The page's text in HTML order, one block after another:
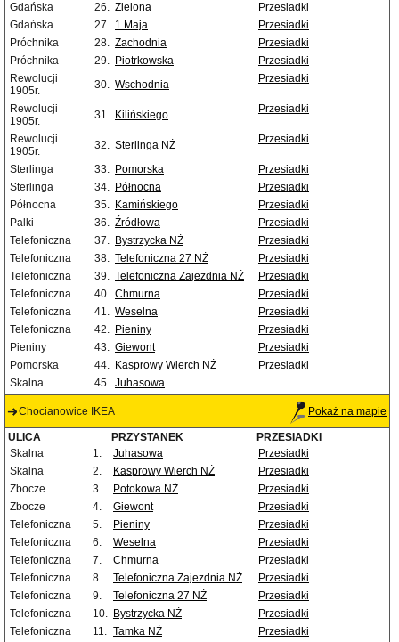
Gdańska
26. Zielona
Przesiadki
Gdańska
27. 1 Maja
Przesiadki
Próchnika
28. Zachodnia
Przesiadki
Próchnika
29. Piotrkowska
Przesiadki
Rewolucji
1905r.
30. Wschodnia Przesiadki
Rewolucji
1905r.
31. Kilińskiego Przesiadki
Rewolucji
1905r.
32. Sterlinga NŻ Przesiadki
Sterlinga 33. Pomorska
Przesiadki
Sterlinga
34. Północna
Przesiadki
Północna
35. Kamińskiego
Przesiadki
Palki
36. Źródłowa
Przesiadki
Telefoniczna
37. Bystrzycka NŻ
Przesiadki
Telefoniczna
38. Telefoniczna 27 NŻ
Przesiadki
Telefoniczna
39. Telefoniczna Zajezdnia NŻ
Przesiadki
Telefoniczna
40. Chmurna
Przesiadki
Telefoniczna
41. Weselna
Przesiadki
Telefoniczna
42. Pieniny
Przesiadki
Pieniny
43. Giewont
Przesiadki
Pomorska
44. Kasprowy Wierch NŻ
Przesiadki
Skalna
45. Juhasowa
Chocianowice IKEA Pokaż na mapie
ULICA PRZYSTANEK
PRZESIADKI
Skalna
1. Juhasowa
Przesiadki
Skalna
2. Kasprowy Wierch NŻ
Przesiadki
Zbocze
3. Potokowa NŻ
Przesiadki
Zbocze
4. Giewont
Przesiadki
Telefoniczna
5. Pieniny
Przesiadki
Telefoniczna
6. Weselna
Przesiadki
Telefoniczna
7. Chmurna
Przesiadki
Telefoniczna
8. Telefoniczna Zajezdnia NŻ
Przesiadki
Telefoniczna
9. Telefoniczna 27 NŻ
Przesiadki
Telefoniczna
10. Bystrzycka NŻ
Przesiadki
Telefoniczna
11. Tamka NŻ
Przesiadki